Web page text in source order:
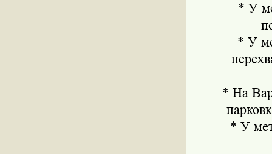
* У
* У
* На
* У